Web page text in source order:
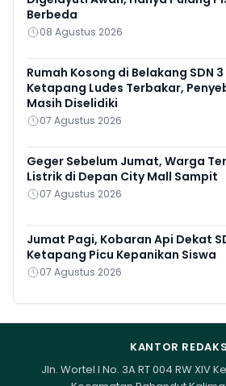
Berbeda
08 Agustus 2026
Rumah Kosong di Belakang SDN 3
Ketapang Ludes Terbakar,
Masih Diselidiki
07 Agustus 2026
Geger Sebelum Jumat, Warga
Listrik di Depan City Mall Sampit
07 Agustus 2026
Jumat Pagi, Kobaran Api Dekat
Ketapang Picu Kepanikan Siswa
07 Agustus 2026
KANTOR
Jln. Wortel I No. 3A RT 004 RW XIV